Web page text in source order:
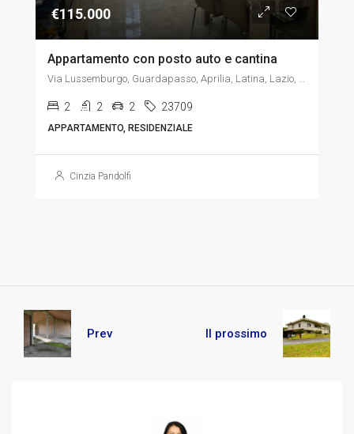
€115.000
Appartamento con posto auto e cantina
Via Lussemburgo, Guardapasso, Aprilia, Latina, Lazio, 04011, Italia, Italia, Lazio, Via Lussemburgo, Guardapasso, Aprilia, Latina, Lazio, 04011, Italia
2 2 2 23709
APPARTAMENTO, RESIDENZIALE
Cinzia Pandolfi
Prev Il prossimo